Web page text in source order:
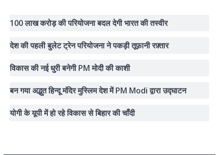
100 लाख करोड़ की परियोजना बदल देगी भारत की तस्वीर
देश की पहली बुलेट ट्रेन परियोजना ने पकड़ी तूफ़ानी रफ़्तार
विकास की नई धुरी बनेगी PM मोदी की काशी
बन गया अद्भुत हिन्दू मंदिर मुस्लिम देश में PM Modi द्वारा उद्घाटन
योगी के यूपी में हो रहे विकास से बिहार की चाँदी